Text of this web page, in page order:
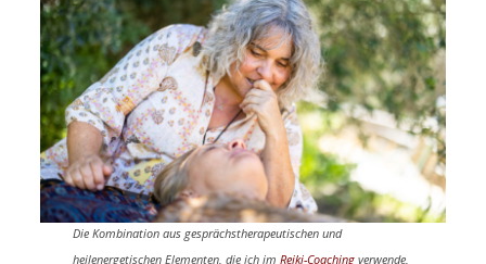
Die Kombination aus gesprächstherapeutischen und
heilenergetischen Elementen, die ich im Reiki-Coachingverwende,